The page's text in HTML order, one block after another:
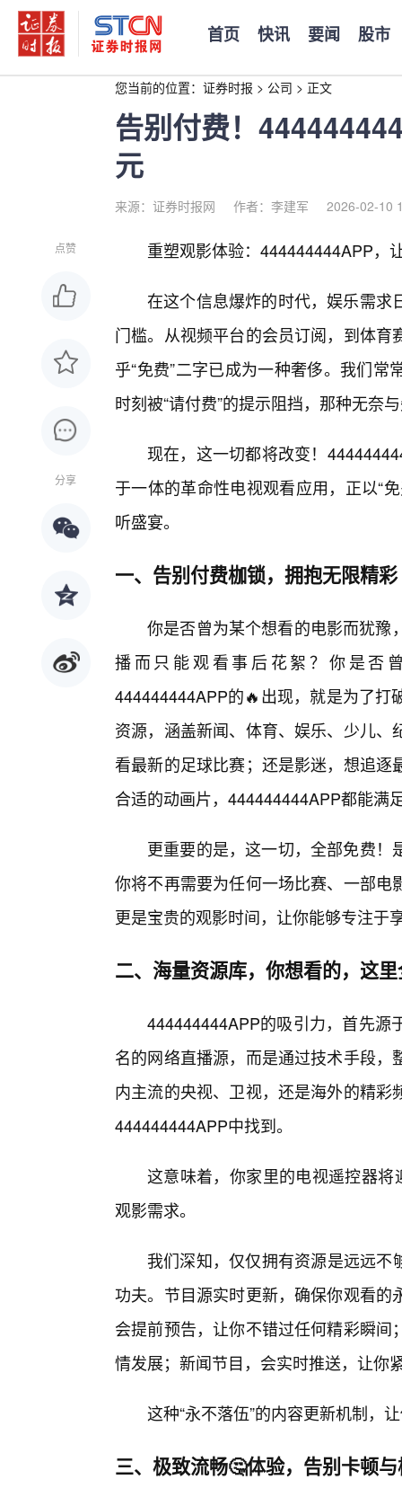
首页 快讯 要闻 股市
您当前的位置： 证券时报 > 公司 > 正文
告别付费！
元
来源：证券时报网 作者：李建军 2026-02-10
点赞
分享
重塑观影体验：444444444APP，
在这个信息爆炸的时代，娱乐需求
门槛。从视频平台的会员订阅，到体
乎“免费”二字已成为一种奢侈。我们
时刻被“请付费”的提示阻挡，那种无奈
现在，这一切都将改变！
于一体的革命性电视观看应用，正以“
听盛宴。
一、告别付费枷锁，拥抱无限精彩
你是否曾为某个想看的电影而犹豫
播而只能观看事后花絮？你是否
444444444APP的🔥出现，就是为了
资源，涵盖新闻、体育、娱乐、少儿
看最新的足球比赛；还是影迷，想追
合适的动画片，444444444APP都能满
更重要的是，这一切，全部免费
你将不再需要为任何一场比赛、一部
更是宝贵的观影时间，让你能够专注于
二、海量资源库，你想看的，这
444444444APP的吸引力，首先源
名的网络直播源，而是通过技术手段
内主流的央视、卫视，还是海外的精
444444444APP中找到。
这意味着，你家里的电视遥控器将
观影需求。
我们深知，仅仅拥有资源是远远
功夫。节目源实时更新，确保你观看
会提前预告，让你不错过任何精彩瞬
情发展；新闻节目，会实时推送，让你
这种“永不落伍”的内容更新机制，
三、极致流畅🤔体验，告别卡顿